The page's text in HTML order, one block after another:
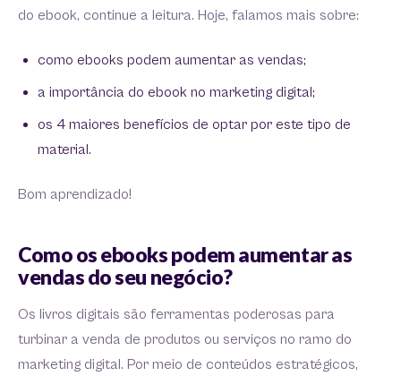
do ebook, continue a leitura. Hoje, falamos mais sobre:
como ebooks podem aumentar as vendas;
a importância do ebook no marketing digital;
os 4 maiores benefícios de optar por este tipo de
material.
Bom aprendizado!
Como os ebooks podem aumentar as
vendas do seu negócio?
Os livros digitais são ferramentas poderosas para
turbinar a venda de produtos ou serviços no ramo do
marketing digital. Por meio de conteúdos estratégicos,